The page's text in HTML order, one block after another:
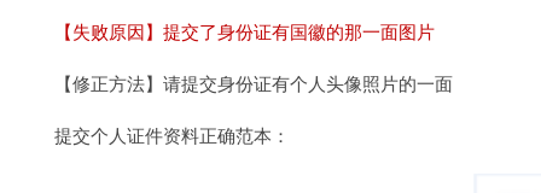
【失败原因】提交了身份证有国徽的那一面图片
【修正方法】请提交身份证有个人头像照片的一面
提交个人证件资料正确范本：